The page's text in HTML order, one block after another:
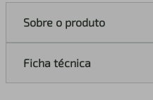
Sobre o produto
Ficha técnica